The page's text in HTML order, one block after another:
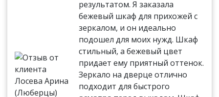
результатом. Я заказала
бежевый шкаф для прихожей с
зеркалом, и он идеально
подошел для моих нужд. Шкаф
стильный, а бежевый цвет
придает ему приятный оттенок.
Зеркало на дверце отлично
подходит для быстрого